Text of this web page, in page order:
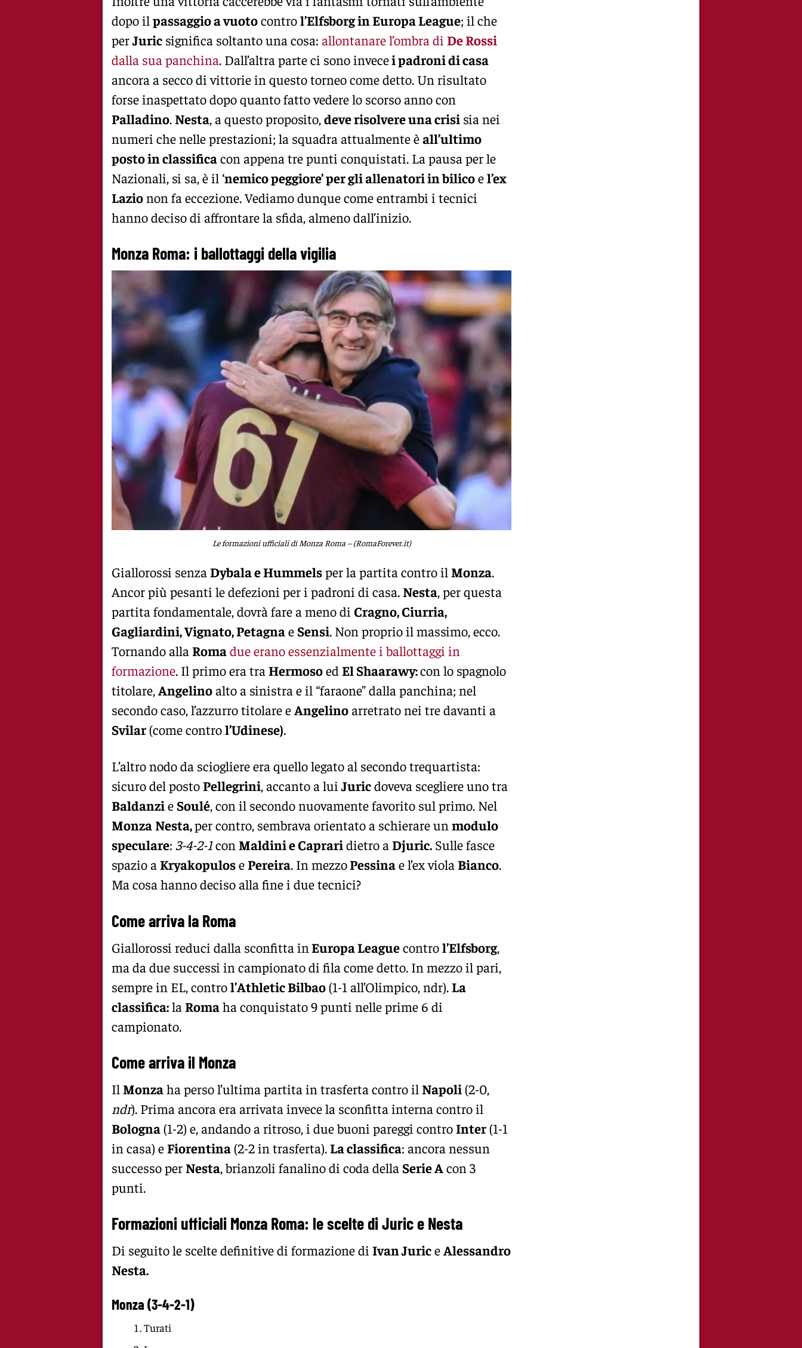
dopo il passaggio a vuotocontrol’Elfsborg in Europa League; il che
perJuric significa soltanto una cosa: allontanare l’ombra di De Rossi
dalla sua panchina. Dall’altra parte ci sono invecei padroni di casa
ancora a secco di vittorie in questo torneo come detto. Un risultato
forse inaspettato dopo quanto fatto vedere lo scorso anno con
Palladino. Nesta, a questo proposito,deve risolvere una crisi sia nei
numeri che nelle prestazioni; la squadra attualmente èall’ultimo
posto in classificacon appena tre punti conquistati. La pausa per le
Nazionali, si sa, è il ‘nemico peggiore’ per gli allenatori in bilicoel’ex
Lazionon fa eccezione. Vediamo dunque come entrambi i tecnici
hanno deciso di affrontare la sfida, almeno dall’inizio.
Monza Roma: i ballottaggi della vigilia
Le formazioni ufficiali di Monza Roma – (RomaForever.it)
Giallorossi senza Dybala e Hummelsper la partita contro il Monza.
Ancor più pesanti le defezioni per i padroni di casa. Nesta, per questa
partita fondamentale, dovrà fare a meno di Cragno, Ciurria,
Gagliardini, Vignato, Petagnae Sensi. Non proprio il massimo, ecco.
Tornando alla Romadue erano essenzialmente i ballottaggi in
formazione. Il primo era tra Hermosoed El Shaarawy:con lo spagnolo
titolare,Angelinoalto a sinistra e il “faraone” dalla panchina; nel
secondo caso, l’azzurro titolare eAngelinoarretrato nei tre davanti a
Svilar(come control’Udinese).
L’altro nodo da sciogliere era quello legato al secondo trequartista:
sicuro del postoPellegrini, accanto a lui Juricdoveva scegliere uno tra
Baldanzie Soulé, con il secondo nuovamente favorito sul primo. Nel
Monza Nesta,per contro, sembrava orientato a schierare un modulo
speculare: 3-4-2-1con Maldini e Capraridietro a Djuric. Sulle fasce
spazio a KryakopulosePereira. In mezzoPessinae l’ex viola Bianco.
Ma cosa hanno deciso alla fine i due tecnici?
Come arriva la Roma
Giallorossi reduci dalla sconfitta in Europa Leaguecontrol’Elfsborg,
ma da due successi in campionato di fila come detto. In mezzo il pari,
sempre in EL, control’Athletic Bilbao(1-1 all’Olimpico, ndr). La
classifica:la Roma ha conquistato 9 punti nelle prime 6 di
campionato.
Come arriva il Monza
Il Monzaha perso l’ultima partita in trasferta contro il Napoli(2-0,
ndr). Prima ancora era arrivata invece la sconfitta interna contro il
Bologna(1-2) e, andando a ritroso, i due buoni pareggi controInter(1-1
in casa) eFiorentina(2-2 in trasferta).La classifica: ancora nessun
successo per Nesta, brianzoli fanalino di coda della Serie Acon 3
punti.
Formazioni ufficiali Monza Roma: le scelte di Juric e Nesta
Di seguito le scelte definitive di formazione di Ivan JuriceAlessandro
Nesta.
Monza (3-4-2-1)
Turati